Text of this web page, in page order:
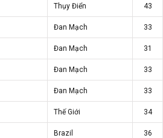
Thụy Điển 43
Đan Mạch 33
Đan Mạch 31
Đan Mạch 33
Đan Mạch 33
Thế Giới 34
Brazil 36